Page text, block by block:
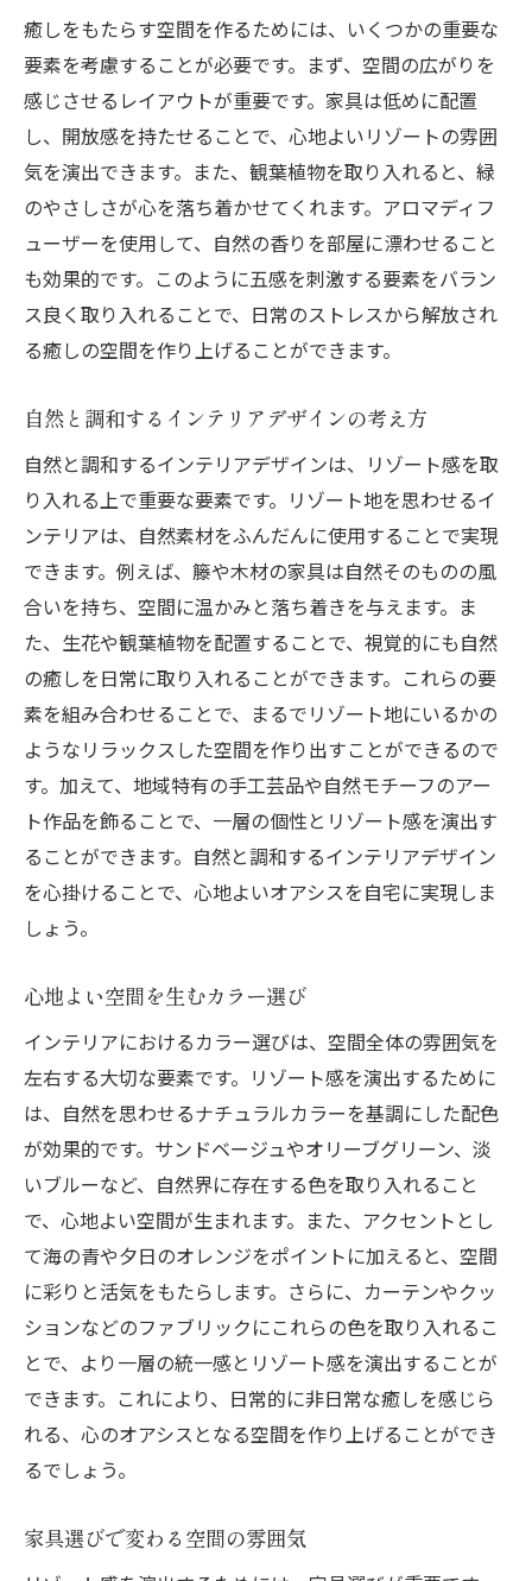
ニック
空間にゆとりを与える配置の工夫
癒しを取り入れるための植物選び
開放感を出すレイアウトのヒント
静けさを感じる音響の選び方
香りで癒しを演出する方法
個々のスペースを活かしたゾーニング
リゾート感を演出する色使いとレイアウトの秘
ート
視覚的に広がりを感じさせるレイアウト
色のトーンで空間の印象を変える
アクセントカラーの効果的な使い方
自然光を取り入れたレイアウト
家具配置で生まれる空間の流れ
心地よいオアシスを作るための家具選びガイド
リラックスできるソファ選びのポイント
多用途に活用できる家具の選び方
耐久性とデザイン性を両立する家具選び
機能性を重視した収納家具の選び方
エコフレンドリーな家具を選ぶコツ
心地よい寝具の選び方と配置
リゾート感を引き立てるインテリア小物の選び
自然素材の小物でリゾート感を演出
手作り感あふれるアートの取り入れ方
テキスチャと素材感を活かした選び方
光を活用した小物選び
色彩豊かな小物で空間に変化を
季節感を感じるデコレーションのヒント
日常に癒しを取り入れるインテリアデザインの
ポイント
毎日に安らぎをもたらす空間の作り方
シンプルでありながら豊かなデザインの考
え方
癒される空間のための自然光の活用法
感覚を刺激する素材選び
癒しを促す音楽とインテリアの融合
メンタルウェルネスを考慮したデザイン
癒しをもたらす空間を作るためには、いくつかの重要な
要素を考慮することが必要です。まず、空間の広がりを
感じさせるレイアウトが重要です。家具は低めに配置
し、開放感を持たせることで、心地よいリゾートの雰囲
気を演出できます。また、観葉植物を取り入れると、緑
のやさしさが心を落ち着かせてくれます。アロマディフ
ューザーを使用して、自然の香りを部屋に漂わせること
も効果的です。このように五感を刺激する要素をバラン
ス良く取り入れることで、日常のストレスから解放され
る癒しの空間を作り上げることができます。
自然と調和するインテリアデザインの考え方
自然と調和するインテリアデザインは、リゾート感を取
り入れる上で重要な要素です。リゾート地を思わせるイ
ンテリアは、自然素材をふんだんに使用することで実現
できます。例えば、籐や木材の家具は自然そのものの風
合いを持ち、空間に温かみと落ち着きを与えます。ま
た、生花や観葉植物を配置することで、視覚的にも自然
の癒しを日常に取り入れることができます。これらの要
素を組み合わせることで、まるでリゾート地にいるかの
ようなリラックスした空間を作り出すことができるので
す。加えて、地域特有の手工芸品や自然モチーフのアー
ト作品を飾ることで、一層の個性とリゾート感を演出す
ることができます。自然と調和するインテリアデザイン
を心掛けることで、心地よいオアシスを自宅に実現しま
しょう。
心地よい空間を生むカラー選び
インテリアにおけるカラー選びは、空間全体の雰囲気を
左右する大切な要素です。リゾート感を演出するために
は、自然を思わせるナチュラルカラーを基調にした配色
が効果的です。サンドベージュやオリーブグリーン、淡
いブルーなど、自然界に存在する色を取り入れること
で、心地よい空間が生まれます。また、アクセントとし
て海の青や夕日のオレンジをポイントに加えると、空間
に彩りと活気をもたらします。さらに、カーテンやクッ
ションなどのファブリックにこれらの色を取り入れるこ
とで、より一層の統一感とリゾート感を演出することが
できます。これにより、日常的に非日常な癒しを感じら
れる、心のオアシスとなる空間を作り上げることができ
るでしょう。
家具選びで変わる空間の雰囲気